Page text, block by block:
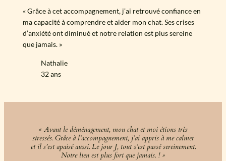
« Grâce à cet accompagnement, j’ai retrouvé confiance en
ma capacité à comprendre et aider mon chat. Ses crises
d’anxiété ont diminué et notre relation est plus sereine
que jamais. »
Nathalie
32 ans
« Avant le déménagement, mon chat et moi étions très
stressés. Grâce à l’accompagnement, j’ai appris à me calmer
et il s’est apaisé aussi. Le jour J, tout s’est passé sereinement.
Notre lien est plus fort que jamais. ! »